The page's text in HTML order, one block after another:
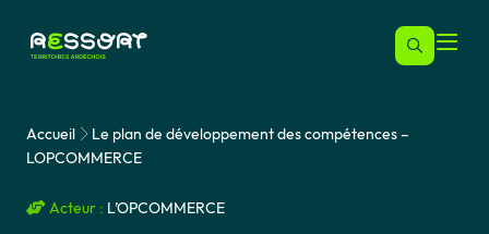
Accueil
Le plan de développement des compétences –
LOPCOMMERCE
Acteur : L’OPCOMMERCE